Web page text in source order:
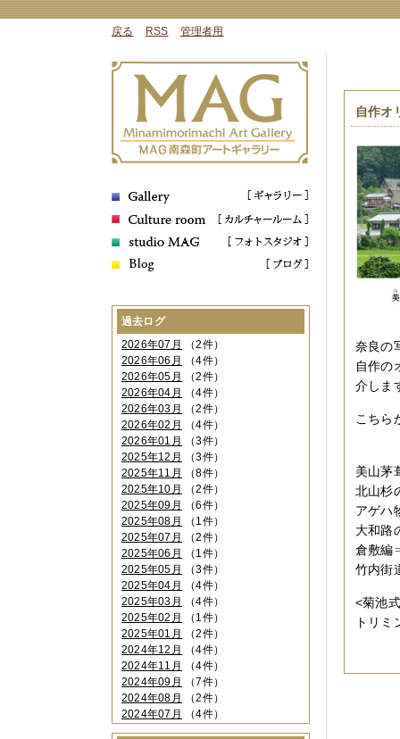
戻る RSS 管理者用
自作オ
奈良の
自作の
介しま
こちら
美山茅
北山杉
アゲハ
大和路
倉敷
竹内街
<菊池
トリ
過去ログ
2026年07月
（2件）
2026年06月
（4件）
2026年05月
（2件）
2026年04月
（4件）
2026年03月
（2件）
2026年02月
（4件）
2026年01月
（3件）
2025年12月
（3件）
2025年11月
（8件）
2025年10月
（2件）
2025年09月
（6件）
2025年08月
（1件）
2025年07月
（2件）
2025年06月
（1件）
2025年05月
（3件）
2025年04月
（4件）
2025年03月
（4件）
2025年02月
（1件）
2025年01月
（2件）
2024年12月
（4件）
2024年11月
（4件）
2024年09月
（7件）
2024年08月
（2件）
2024年07月
（4件）
2024年06月（4件）